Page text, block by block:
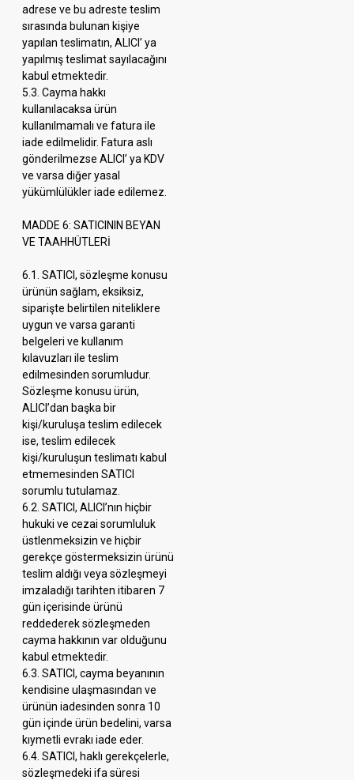
adrese ve bu adreste teslim
sırasında bulunan kişiye
yapılan teslimatın, ALICI’ ya
yapılmış teslimat sayılacağını
kabul etmektedir.
5.3. Cayma hakkı
kullanılacaksa ürün
kullanılmamalı ve fatura ile
iade edilmelidir. Fatura aslı
gönderilmezse ALICI’ ya KDV
ve varsa diğer yasal
yükümlülükler iade edilemez.
MADDE 6: SATICININ BEYAN
VE TAAHHÜTLERİ
6.1. SATICI, sözleşme konusu
ürünün sağlam, eksiksiz,
siparişte belirtilen niteliklere
uygun ve varsa garanti
belgeleri ve kullanım
kılavuzları ile teslim
edilmesinden sorumludur.
Sözleşme konusu ürün,
ALICI’dan başka bir
kişi/kuruluşa teslim edilecek
ise, teslim edilecek
kişi/kuruluşun teslimatı kabul
etmemesinden SATICI
sorumlu tutulamaz.
6.2. SATICI, ALICI’nın hiçbir
hukuki ve cezai sorumluluk
üstlenmeksizin ve hiçbir
gerekçe göstermeksizin ürünü
teslim aldığı veya sözleşmeyi
imzaladığı tarihten itibaren 7
gün içerisinde ürünü
reddederek sözleşmeden
cayma hakkının var olduğunu
kabul etmektedir.
6.3. SATICI, cayma beyanının
kendisine ulaşmasından ve
ürünün iadesinden sonra 10
gün içinde ürün bedelini, varsa
kıymetli evrakı iade eder.
6.4. SATICI, haklı gerekçelerle,
sözleşmedeki ifa süresi